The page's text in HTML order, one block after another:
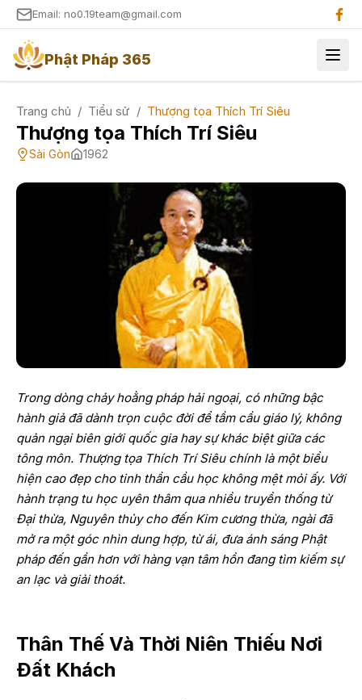
Email: no0.19team@gmail.com
Phật Pháp 365
Trang chủ / Tiểu sử / Thượng tọa Thích Trí Siêu
Thượng tọa Thích Trí Siêu
Sài Gòn 1962
Trong dòng chảy hoằng pháp hải ngoại, có những bậc
hành giả đã dành trọn cuộc đời để tầm cầu giáo lý, không
quản ngại biên giới quốc gia hay sự khác biệt giữa các
tông môn. Thượng tọa Thích Trí Siêu chính là một biểu
hiện cao đẹp cho tinh thần cầu học không mệt mỏi ấy. Với
hành trạng tu học uyên thâm qua nhiều truyền thống từ
Đại thừa, Nguyên thủy cho đến Kim cương thừa, ngài đã
mở ra một góc nhìn dung hợp, từ ái, đưa ánh sáng Phật
pháp đến gần hơn với hàng vạn tâm hồn đang tìm kiếm sự
an lạc và giải thoát.
Thân Thế Và Thời Niên Thiếu Nơi
Đất Khách